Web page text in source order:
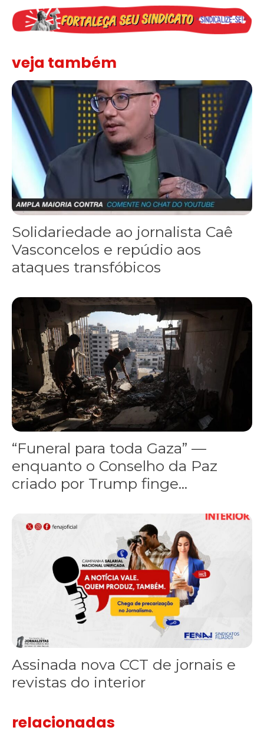
veja também
Solidariedade ao jornalista Caê Vasconcelos e repúdio aos
Solidariedade ao jornalista Caê
Vasconcelos e repúdio aos
ataques transfóbicos
“Funeral para toda Gaza” — enquanto o Conselho da Paz
“Funeral para toda Gaza” —
enquanto o Conselho da Paz
criado por Trump finge...
Assinada nova CCT de jornais e revistas do interior
Assinada nova CCT de jornais e
revistas do interior
relacionadas